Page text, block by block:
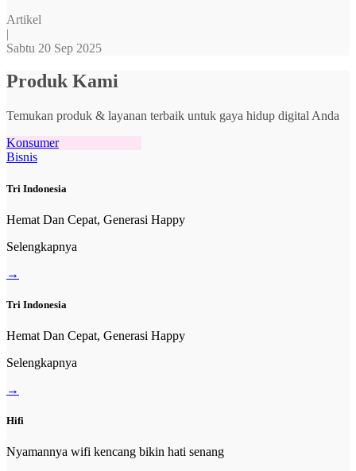
Artikel
|
Sabtu 20 Sep 2025
Produk Kami
Temukan produk & layanan terbaik untuk gaya hidup digital Anda
Konsumer
Bisnis
Tri Indonesia
Hemat Dan Cepat, Generasi Happy
Selengkapnya
→
Tri Indonesia
Hemat Dan Cepat, Generasi Happy
Selengkapnya
→
Hifi
Nyamannya wifi kencang bikin hati senang